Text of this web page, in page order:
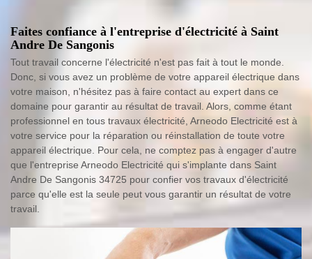
Faites confiance à l'entreprise d'électricité à Saint
Andre De Sangonis
Tout travail concerne l'électricité n'est pas fait à tout le monde.
Donc, si vous avez un problème de votre appareil électrique dans
votre maison, n'hésitez pas à faire contact au expert dans ce
domaine pour garantir au résultat de travail. Alors, comme étant
professionnel en tous travaux électricité, Arneodo Electricité est à
votre service pour la réparation ou réinstallation de toute votre
appareil électrique. Pour cela, ne comptez pas à engager d'autre
que l'entreprise Arneodo Electricité qui s'implante dans Saint
Andre De Sangonis 34725 pour confier vos travaux d'électricité
parce qu'elle est la seule peut vous garantir un résultat de votre
travail.